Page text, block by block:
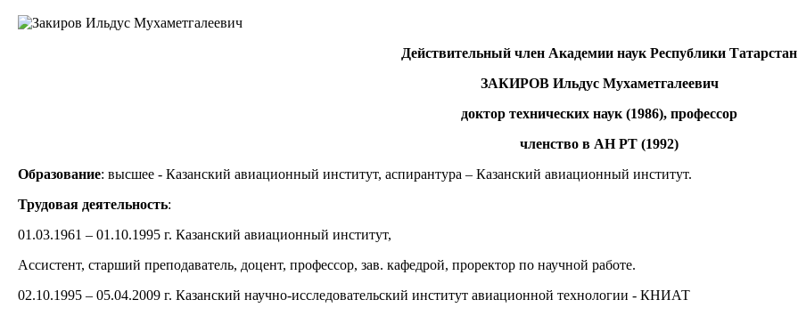
Действительный член Академии наук Республики Татарстан
ЗАКИРОВ Ильдус Мухаметгалеевич
доктор технических наук (1986), профессор
членство в АН РТ (1992)
Образование: высшее - Казанский авиационный институт, аспирантура – Казанский авиационный институт.
Трудовая деятельность:
01.03.1961 – 01.10.1995 г. Казанский авиационный институт,
Ассистент, старший преподаватель, доцент, профессор, зав. кафедрой, проректор по научной работе.
02.10.1995 – 05.04.2009 г. Казанский научно-исследовательский институт авиационной технологии - КНИАТ